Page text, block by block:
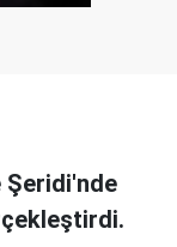
Şeridi'nde